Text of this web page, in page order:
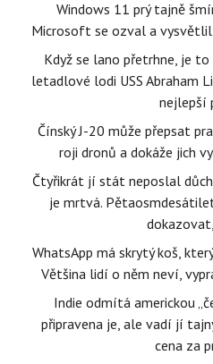
Windows 11 prý tajně
Microsoft se ozval a
Když se lano přetrhne, je
letadlové lodi USS Abraham
nejlepší
Čínský J-20 může přepsat
roji dronů a dokáže jich
Čtyřikrát jí stát neposlal
je mrtvá.
WhatsApp má skrytý koš,
Většina lidí o něm neví,
Indie odmítá americkou
připravena je, ale vadí jí
cena za